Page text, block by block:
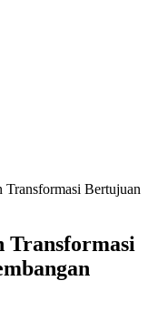
Bertujuan
Transformasi